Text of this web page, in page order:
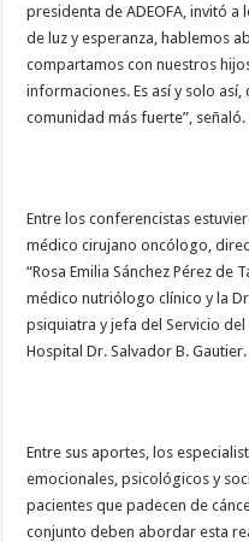
presidenta de ADEOFA, invitó a
de luz y esperanza, hablemos
compartamos con nuestros
informaciones. Es así y solo
comunidad más fuerte”, señaló.
Entre los conferencistas
médico cirujano oncólogo,
“Rosa Emilia Sánchez Pérez de
médico nutriólogo clínico y la
psiquiatra y jefa del Servicio
Hospital Dr. Salvador B. Gautier.
Entre sus aportes, los
emocionales, psicológicos y
pacientes que padecen de
conjunto deben abordar esta